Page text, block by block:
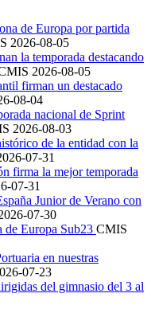
de Europa por partida
2026-08-05
la temporada destacando
2026-08-05
firman un destacado
08-04
nacional de Sprint
2026-08-03
de la entidad con la
07-31
firma la mejor temporada
07-31
Junior de Verano con
07-30
de Europa Sub23 CMIS
en nuestras
07-23
del gimnasio del 3 al